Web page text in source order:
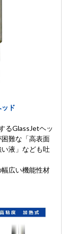
ド
るGlassJetヘッ
難な「高表面
液」なども吐
広い機能性材